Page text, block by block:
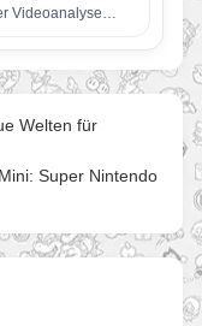
Videoanalyse…
Welten für
Super Nintendo